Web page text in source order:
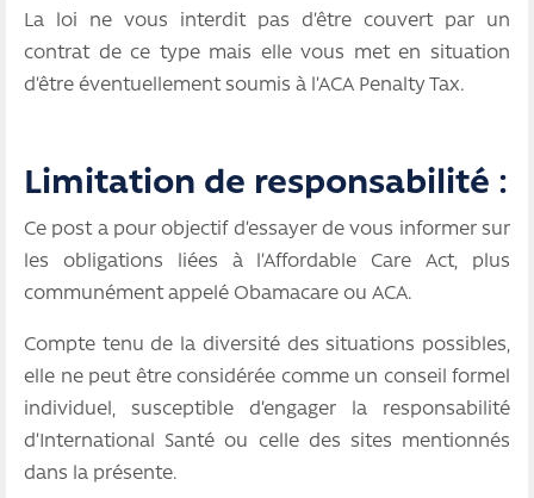
La loi ne vous interdit pas d’être couvert par un
contrat de ce type mais elle vous met en situation
d’être éventuellement soumis à l’ACA Penalty Tax.
Limitation de responsabilité :
Ce post a pour objectif d’essayer de vous informer sur
les obligations liées à l’Affordable Care Act, plus
communément appelé Obamacare ou ACA.
Compte tenu de la diversité des situations possibles,
elle ne peut être considérée comme un conseil formel
individuel, susceptible d’engager la responsabilité
d’International Santé ou celle des sites mentionnés
dans la présente.